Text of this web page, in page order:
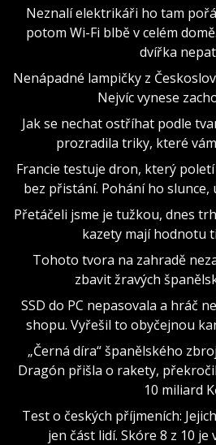
Neznalí elektrikáři ho tam
potom Wi-Fi blbě v celém
dvířka
Nenápadné lampičky z
Nejvíc vynese
Jak se nechat ostříhat podle
prozradila triky, které
Francie testuje dron, který
bez přistání. Pohání ho slunce,
Přetáčeli jsme je tužkou, dnes
kazety mají hodnotu
Tohoto tvora na zahradě
zbavit žravých
SSD do PC nepasovala a hráč
shopu. Vyřešil to obyčejnou
„Černá díra“ španělského
Dragón přišla o rakety,
10 miliard
Test o českých příjmeních:
jen část lidí. Skóre 8 z 10